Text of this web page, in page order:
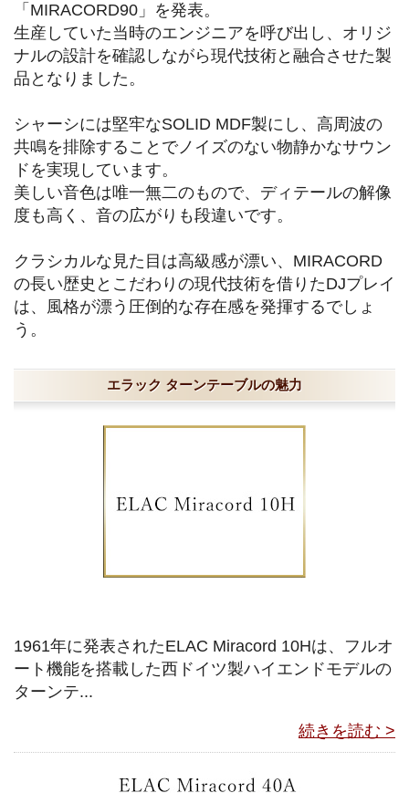
「MIRACORD90」を発表。
生産していた当時のエンジニアを呼び出し、オリジ
ナルの設計を確認しながら現代技術と融合させた製
品となりました。
シャーシには堅牢なSOLID MDF製にし、高周波の
共鳴を排除することでノイズのない物静かなサウン
ドを実現しています。
美しい音色は唯一無二のもので、ディテールの解像
度も高く、音の広がりも段違いです。
クラシカルな見た目は高級感が漂い、MIRACORD
の長い歴史とこだわりの現代技術を借りたDJプレイ
は、風格が漂う圧倒的な存在感を発揮するでしょ
う。
エラック ターンテーブルの魅力
1961年に発表されたELAC Miracord 10Hは、フルオ
ート機能を搭載した西ドイツ製ハイエンドモデルの
ターンテ...
続きを読む >